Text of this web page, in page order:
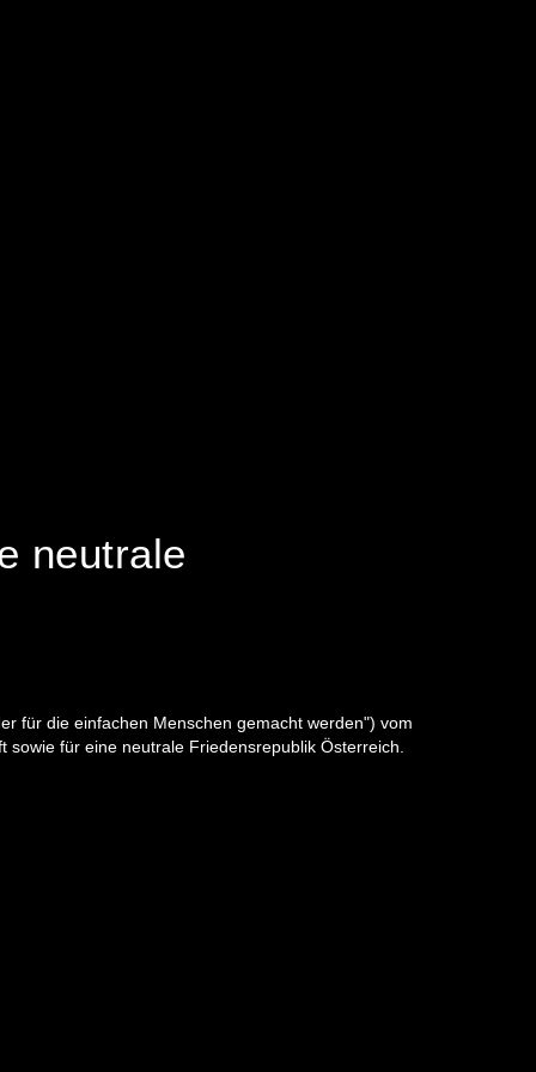
neutrale
für die einfachen Menschen gemacht werden") vom
für eine neutrale Friedensrepublik Österreich.